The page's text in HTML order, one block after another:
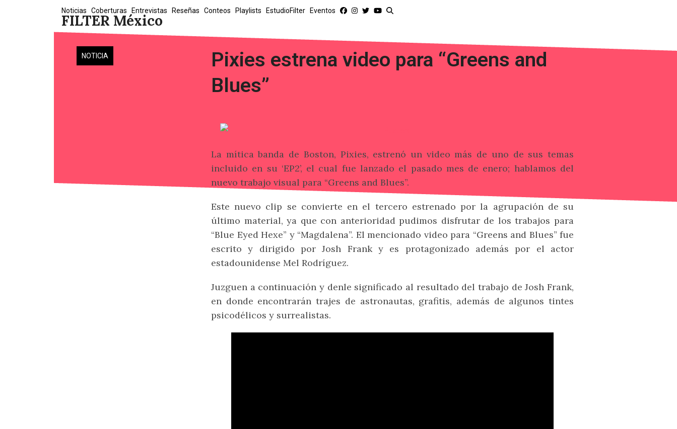
FILTER México
Noticias Coberturas Entrevistas Reseñas Conteos Playlists EstudioFilter Eventos
NOTICIA
Pixies estrena video para “Greens and
Blues”
La mítica banda de Boston, Pixies, estrenó un video más de uno de sus temas
incluido en su ‘EP2’, el cual fue lanzado el pasado mes de enero; hablamos del
nuevo trabajo visual para “Greens and Blues”.
Este nuevo clip se convierte en el tercero estrenado por la agrupación de su
último material, ya que con anterioridad pudimos disfrutar de los trabajos para
“Blue Eyed Hexe” y “Magdalena”. El mencionado video para “Greens and Blues” fue
escrito y dirigido por Josh Frank y es protagonizado además por el actor
estadounidense Mel Rodríguez.
Juzguen a continuación y denle significado al resultado del trabajo de Josh Frank,
en donde encontrarán trajes de astronautas, grafitis, además de algunos tintes
psicodélicos y surrealistas.